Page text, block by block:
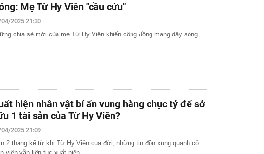
báo hiệu phong thủy rất tốt
nhì Việt Nam và vợ hơn 4 tuổi của Bình Minh "dính
từ Việt Nam sang Mỹ
tục trồi lên từ nền nhà, gia chủ gọi người kiểm tra rồi
sơ tán
tỷ giờ bán cà phê ở phường Hoà Hưng (TP.HCM),
"vỡ trận"
người phụ nữ sốt cao liên tục, phổi tổn thương hơn
cảnh báo nóng, tuyên bố hành động pháp lý
bánh xe ô tô ở khu đô thị Hà Nội
dụng Android có thể âm thầm theo dõi vị trí người
Mẹ Từ Hy Viên "cầu cứu"
2025 21:30
chia sẻ mới của mẹ Từ Hy Viên khiến cộng đồng mạng dậy sóng.
hiện nhân vật bí ẩn vung hàng chục tỷ để sở
1 tài sản của Từ Hy Viên?
2025 21:09
2 tháng kể từ khi Từ Hy Viên qua đời, những tin đồn xung quanh cố
viên vẫn liên tục xuất hiện.